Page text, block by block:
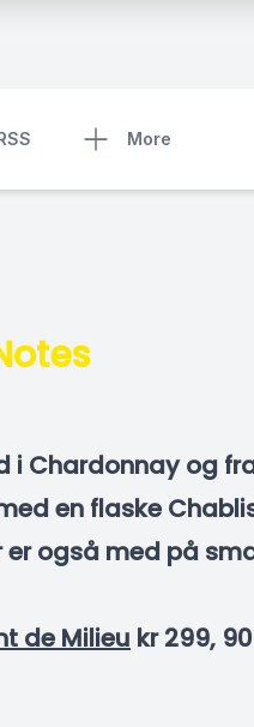
More
i Chardonnay og
en flaske
er også med på
de Milieu kr 299, 90